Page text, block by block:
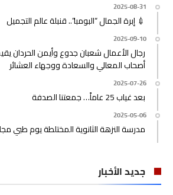
2025-08-31
💉 إبرة الجمال “البومبا”.. قنبلة عالم التجميل
2025-09-10
رجال الأعمال شعبان جدوع وأيمن الحردان
أصحاب المعالي والسعادة ووجهاء العشائر
2025-07-26
بعد غياب 25 عاماً… جمعتنا الصدفة
2025-05-06
مدرسة النزهة الثانوية المختلطة يوم طبي
جديد الأخبار